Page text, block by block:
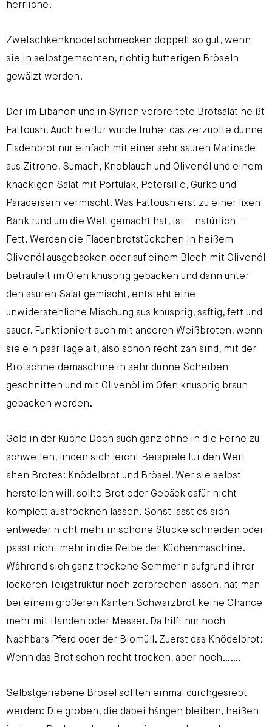
herrliche.
Zwetschkenknödel schmecken doppelt so gut, wenn
sie in selbstgemachten, richtig butterigen Bröseln
gewälzt werden.
Der im Libanon und in Syrien verbreitete Brotsalat heißt
Fattoush. Auch hierfür wurde früher das zerzupfte dünne
Fladenbrot nur einfach mit einer sehr sauren Marinade
aus Zitrone, Sumach, Knoblauch und Olivenöl und einem
knackigen Salat mit Portulak, Petersilie, Gurke und
Paradeisern vermischt. Was Fattoush erst zu einer fixen
Bank rund um die Welt gemacht hat, ist – natürlich –
Fett. Werden die Fladenbrotstückchen in heißem
Olivenöl ausgebacken oder auf einem Blech mit Olivenöl
beträufelt im Ofen knusprig gebacken und dann unter
den sauren Salat gemischt, entsteht eine
unwiderstehliche Mischung aus knusprig, saftig, fett und
sauer. Funktioniert auch mit anderen Weißbroten, wenn
sie ein paar Tage alt, also schon recht zäh sind, mit der
Brotschneidemaschine in sehr dünne Scheiben
geschnitten und mit Olivenöl im Ofen knusprig braun
gebacken werden.
Gold in der Küche Doch auch ganz ohne in die Ferne zu
schweifen, finden sich leicht Beispiele für den Wert
alten Brotes: Knödelbrot und Brösel. Wer sie selbst
herstellen will, sollte Brot oder Gebäck dafür nicht
komplett austrocknen lassen. Sonst lässt es sich
entweder nicht mehr in schöne Stücke schneiden oder
passt nicht mehr in die Reibe der Küchenmaschine.
Während sich ganz trockene Semmerln aufgrund ihrer
lockeren Teigstruktur noch zerbrechen lassen, hat man
bei einem größeren Kanten Schwarzbrot keine Chance
mehr mit Händen oder Messer. Da hilft nur noch
Nachbars Pferd oder der Biomüll. Zuerst das Knödelbrot:
Wenn das Brot schon recht trocken, aber noch…….
Selbstgeriebene Brösel sollten einmal durchgesiebt
werden: Die groben, die dabei hängen bleiben, heißen